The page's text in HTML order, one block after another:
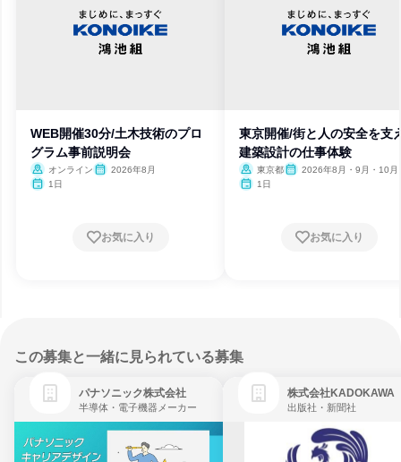
WEB開催30分/土木技術のプロ
グラム事前説明会
オンライン
2026年8月
1日
お気に入り
東京開催/街と人の安全を支
建築設計の仕事体験
東京都
2026年8月・9月・10月
1日
お気に入り
この募集と一緒に見られている募集
パナソニック株式会社
半導体・電子機器メーカー
株式会社KADOKAWA
出版社・新聞社